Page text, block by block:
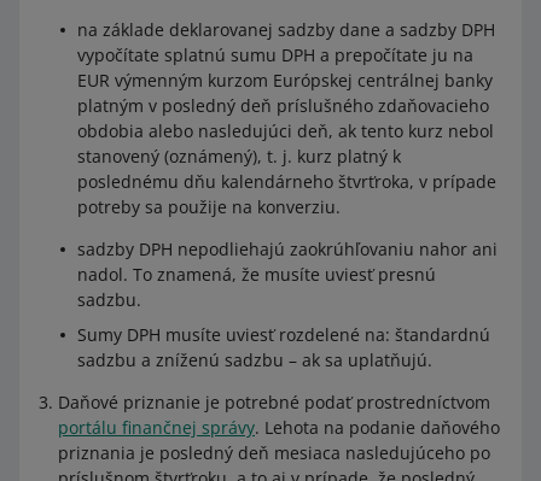
na základe deklarovanej sadzby dane a sadzby DPH
vypočítate splatnú sumu DPH a prepočítate ju na
EUR výmenným kurzom Európskej centrálnej banky
platným v posledný deň príslušného zdaňovacieho
obdobia alebo nasledujúci deň, ak tento kurz nebol
stanovený (oznámený), t. j. kurz platný k
poslednému dňu kalendárneho štvrťroka, v prípade
potreby sa použije na konverziu.
sadzby DPH nepodliehajú zaokrúhľovaniu nahor ani
nadol. To znamená, že musíte uviesť presnú
sadzbu.
Sumy DPH musíte uviesť rozdelené na: štandardnú
sadzbu a zníženú sadzbu – ak sa uplatňujú.
Daňové priznanie je potrebné podať prostredníctvom
portálu finančnej správy. Lehota na podanie daňového
priznania je posledný deň mesiaca nasledujúceho po